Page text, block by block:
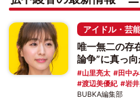
アイドル・芸
唯一無二の存
論争”に真っ
山里亮太 田中
渡辺美優紀
岩
BUBKA編集部